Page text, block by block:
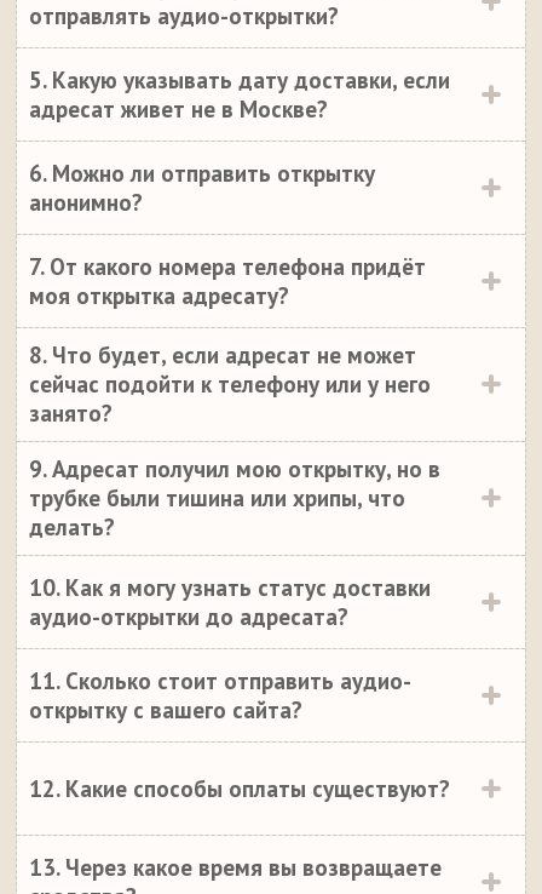
отправлять аудио-открытки?
5. Какую указывать дату доставки, если
адресат живет не в Москве?
6. Можно ли отправить открытку
анонимно?
7. От какого номера телефона придёт
моя открытка адресату?
8. Что будет, если адресат не может
сейчас подойти к телефону или у него
занято?
9. Адресат получил мою открытку, но в
трубке были тишина или хрипы, что
делать?
10. Как я могу узнать статус доставки
аудио-открытки до адресата?
11. Сколько стоит отправить аудио-
открытку с вашего сайта?
12. Какие способы оплаты существуют?
13. Через какое время вы возвращаете